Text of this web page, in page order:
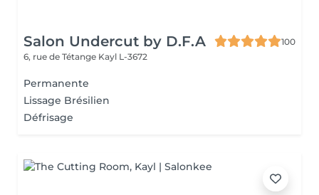
Salon Undercut by D.F.A
100
6, rue de Tétange Kayl L-3672
Permanente
Lissage Brésilien
Défrisage